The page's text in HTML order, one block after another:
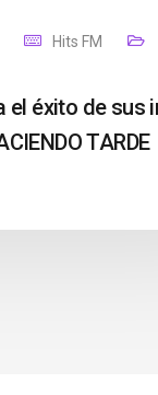
Hits FM
el éxito de sus
TARDE